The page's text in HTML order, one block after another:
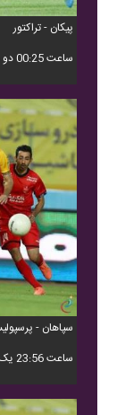
پیکان - تراکتور
ساعت 00:25 دو شنبه ۲۰ اردیبهشت ۱۴۰۰
سپاهان -
ساعت 23:56 یک شنبه ۱۹ اردیبهشت ۱۴۰۰